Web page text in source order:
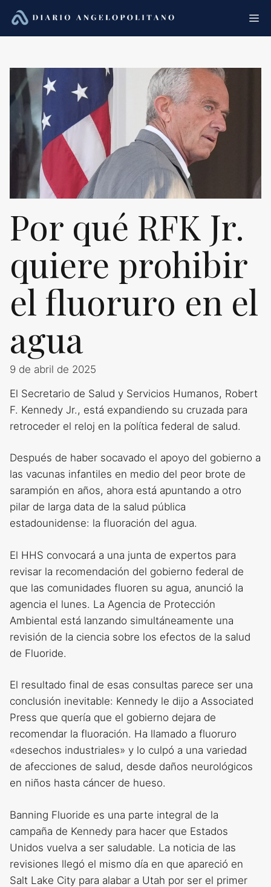
Saltar
contenido
Por qué RFK Jr.
quiere prohibir
el fluoruro en el
agua
9 de abril de 2025
El Secretario de Salud y Servicios Humanos, Robert
F. Kennedy Jr., está expandiendo su cruzada para
retroceder el reloj en la política federal de salud.
Después de haber socavado el apoyo del gobierno a
las vacunas infantiles en medio del peor brote de
sarampión en años, ahora está apuntando a otro
pilar de larga data de la salud pública
estadounidense: la fluoración del agua.
El HHS convocará a una junta de expertos para
revisar la recomendación del gobierno federal de
que las comunidades fluoren su agua, anunció la
agencia el lunes. La Agencia de Protección
Ambiental está lanzando simultáneamente una
revisión de la ciencia sobre los efectos de la salud
de Fluoride.
El resultado final de esas consultas parece ser una
conclusión inevitable: Kennedy le dijo a Associated
Press que quería que el gobierno dejara de
recomendar la fluoración. Ha llamado a fluoruro
«desechos industriales» y lo culpó a una variedad
de afecciones de salud, desde daños neurológicos
en niños hasta cáncer de hueso.
Banning Fluoride es una parte integral de la
campaña de Kennedy para hacer que Estados
Unidos vuelva a ser saludable. La noticia de las
revisiones llegó el mismo día en que apareció en
Salt Lake City para alabar a Utah por ser el primer